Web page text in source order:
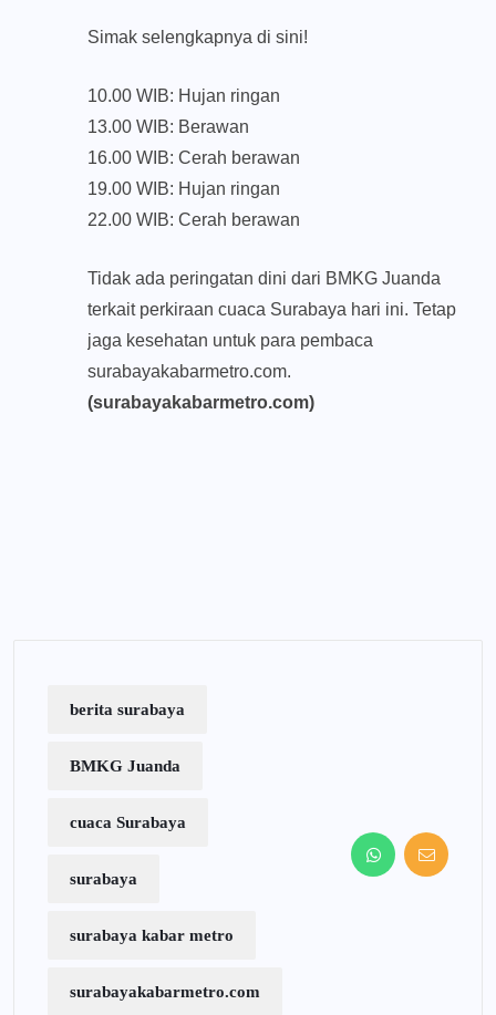
Simak selengkapnya di sini!
10.00 WIB: Hujan ringan
13.00 WIB: Berawan
16.00 WIB: Cerah berawan
19.00 WIB: Hujan ringan
22.00 WIB: Cerah berawan
Tidak ada peringatan dini dari BMKG Juanda
terkait perkiraan cuaca Surabaya hari ini. Tetap
jaga kesehatan untuk para pembaca
surabayakabarmetro.com.
(surabayakabarmetro.com)
berita surabaya
BMKG Juanda
cuaca Surabaya
surabaya
surabaya kabar metro
surabayakabarmetro.com